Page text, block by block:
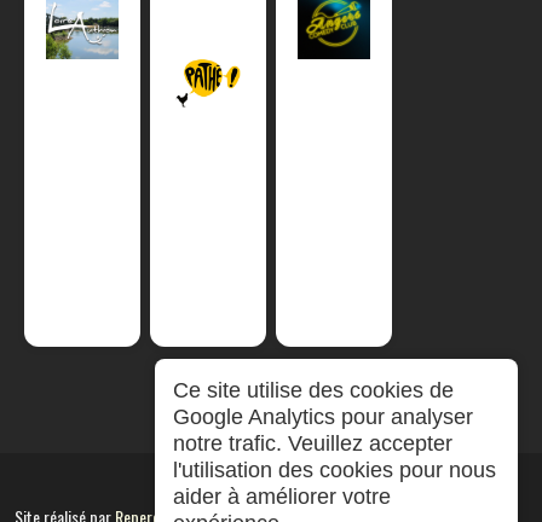
Site réalisé parRepereCom
Ce site utilise des cookies de
Google Analytics pour analyser
notre trafic. Veuillez accepter
l'utilisation des cookies pour nous
aider à améliorer votre